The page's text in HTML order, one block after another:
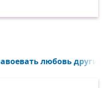
любовь